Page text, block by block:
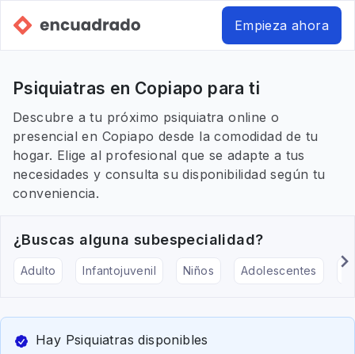
Empieza ahora
Psiquiatras en Copiapo para ti
Descubre a tu próximo psiquiatra online o
presencial en Copiapo desde la comodidad de tu
hogar. Elige al profesional que se adapte a tus
necesidades y consulta su disponibilidad según tu
conveniencia.
¿Buscas alguna subespecialidad?
Adulto Infantojuvenil Niños Adolescentes
Hay Psiquiatras disponibles